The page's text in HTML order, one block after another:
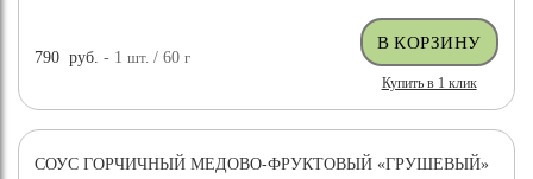
790 руб. - 1шт. / 60г
Купить в 1 клик
СОУС ГОРЧИЧНЫЙ МЕДОВО-ФРУКТОВЫЙ «ГРУШЕВЫЙ»